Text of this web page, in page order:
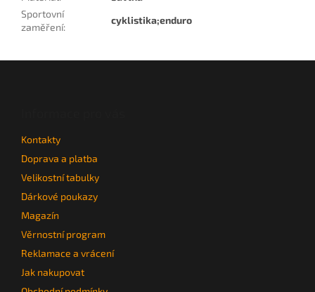
Sportovní
zaměření:
cyklistika;enduro
Kontakty
Doprava a platba
Velikostní tabulky
Dárkové poukazy
Magazín
Věrnostní program
Reklamace a vrácení
Jak nakupovat